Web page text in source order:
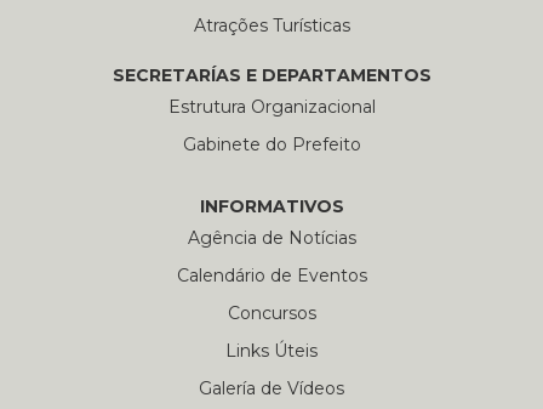
Atrações Turísticas
SECRETARÍAS E DEPARTAMENTOS
Estrutura Organizacional
Gabinete do Prefeito
INFORMATIVOS
Agência de Notícias
Calendário de Eventos
Concursos
Links Úteis
Galería de Vídeos